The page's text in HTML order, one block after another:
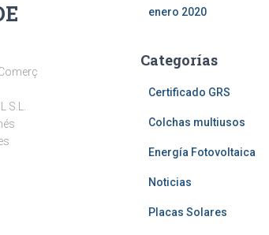
enero 2020
Categorías
Certificado GRS
Colchas multiusos
Energía Fotovoltaica
Noticias
Placas Solares